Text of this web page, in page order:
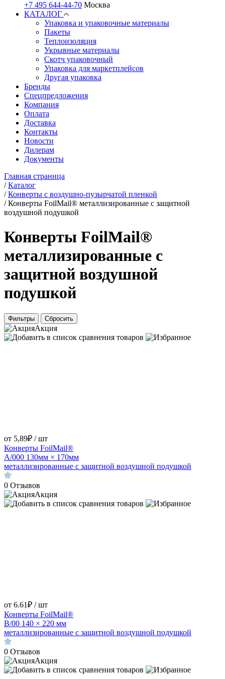
+7 495 644-44-70 Москва
КАТАЛОГ
Упаковка и упаковочные материалы
Пакеты
Теплоизоляция
Укрывные материалы
Скотч упаковочный
Упаковка для маркетплейсов
Другая упаковка
Бренды
Спецпредложения
Компания
Оплата
Доставка
Контакты
Новости
Дилерам
Документы
Главная страница
/ Каталог
/ Конверты с воздушно-пузырчатой пленкой
/ Конверты FoilMail® металлизированные с защитной
воздушной подушкой
Конверты FoilMail®
металлизированные с
защитной воздушной
подушкой
Фильтры Сбросить
Акция
от 5,89₽ / шт
Конверты FoilMail®
A/000 130мм × 170мм
металлизированные с защитной воздушной подушкой
0 Отзывов
Акция
от 6.61₽ / шт
Конверты FoilMail®
B/00 140 × 220 мм
металлизированные с защитной воздушной подушкой
0 Отзывов
Акция